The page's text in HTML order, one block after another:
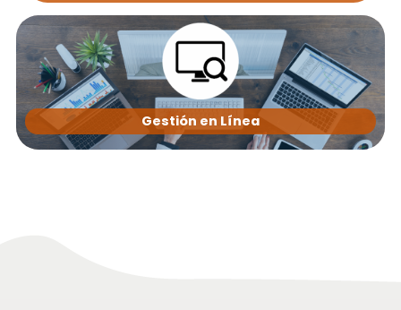
Gestión en Línea